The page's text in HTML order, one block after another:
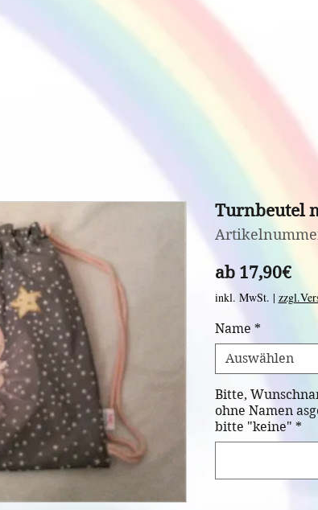
Turnbeutel
ab 17,90€
inkl. MwSt. |
Name *
Auswählen
Bitte,
ohne Namen
bitte "keine" *